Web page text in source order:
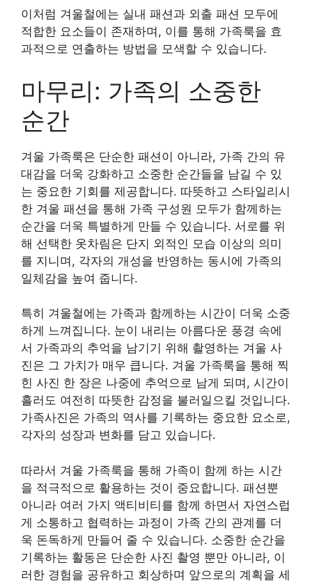
이처럼 겨울철에는 실내 패션과 외출 패션 모두에
적합한 요소들이 존재하며, 이를 통해 가족룩을 효
과적으로 연출하는 방법을 모색할 수 있습니다.
마무리: 가족의 소중한
순간
겨울 가족룩은 단순한 패션이 아니라, 가족 간의 유
대감을 더욱 강화하고 소중한 순간들을 남길 수 있
는 중요한 기회를 제공합니다. 따뜻하고 스타일리시
한 겨울 패션을 통해 가족 구성원 모두가 함께하는
순간을 더욱 특별하게 만들 수 있습니다. 서로를 위
해 선택한 옷차림은 단지 외적인 모습 이상의 의미
를 지니며, 각자의 개성을 반영하는 동시에 가족의
일체감을 높여 줍니다.
특히 겨울철에는 가족과 함께하는 시간이 더욱 소중
하게 느껴집니다. 눈이 내리는 아름다운 풍경 속에
서 가족과의 추억을 남기기 위해 촬영하는 겨울 사
진은 그 가치가 매우 큽니다. 겨울 가족룩을 통해 찍
힌 사진 한 장은 나중에 추억으로 남게 되며, 시간이
흘러도 여전히 따뜻한 감정을 불러일으킬 것입니다.
가족사진은 가족의 역사를 기록하는 중요한 요소로,
각자의 성장과 변화를 담고 있습니다.
따라서 겨울 가족룩을 통해 가족이 함께 하는 시간
을 적극적으로 활용하는 것이 중요합니다. 패션뿐
아니라 여러 가지 액티비티를 함께 하면서 자연스럽
게 소통하고 협력하는 과정이 가족 간의 관계를 더
욱 돈독하게 만들어 줄 수 있습니다. 소중한 순간을
기록하는 활동은 단순한 사진 촬영 뿐만 아니라, 이
러한 경험을 공유하고 회상하며 앞으로의 계획을 세